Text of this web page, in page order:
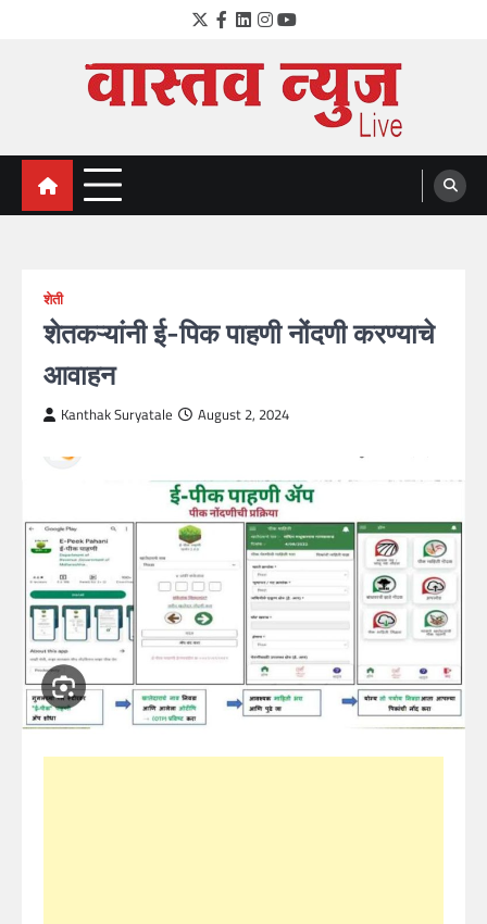
Twitter
Facebook
LinkedIn
Instagram
YouTube
VastavNEWSLive.com
a leading NEWS portal of Maharahstra
शेती
शेतकऱ्यांनी ई-पिक पाहणी नोंदणी करण्याचे
आवाहन
Kanthak Suryatale August 2, 2024